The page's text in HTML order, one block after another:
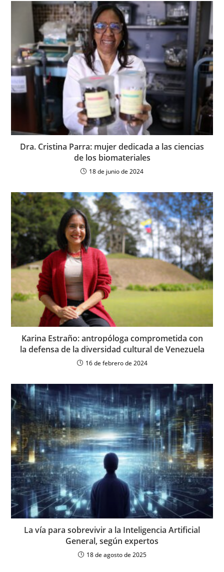
Dra. Cristina Parra: mujer dedicada a las ciencias
de los biomateriales
18 de junio de 2024
Karina Estraño: antropóloga comprometida con
la defensa de la diversidad cultural de Venezuela
16 de febrero de 2024
La vía para sobrevivir a la Inteligencia Artificial
General, según expertos
18 de agosto de 2025